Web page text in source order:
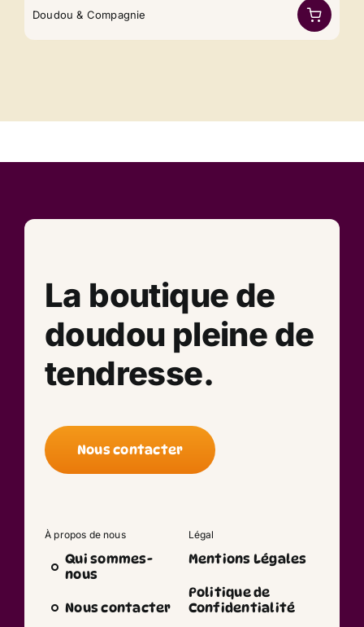
Doudou & Compagnie
La boutique de
doudou pleine de
tendresse.
Nous contacter
À propos de nous
Qui sommes-
nous
Nous contacter
Légal
Mentions Légales
Politique de
Confidentialité